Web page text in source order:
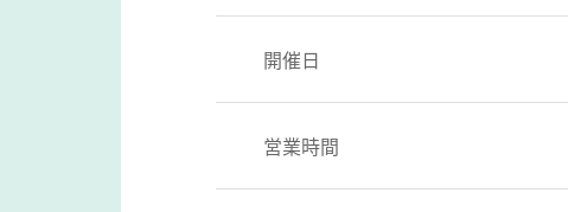
開催日
営業時間